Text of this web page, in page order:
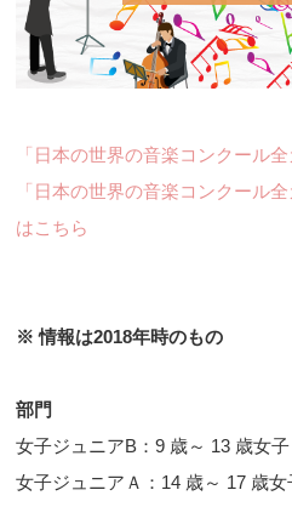
「日本の世界の音楽コンクール
「日本の世界の音楽コンクール
はこちら
※ 情報は2018年時のもの
部門
女子ジュニアB：9 歳～
女子ジュニアＡ：14 歳